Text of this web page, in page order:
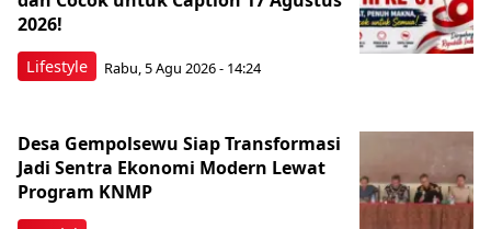
Lifestyle
2026!
Rabu, 5 Agu 2026 - 14:24
Desa Gempolsewu Siap Transformasi
Jadi Sentra Ekonomi Modern Lewat
Program KNMP